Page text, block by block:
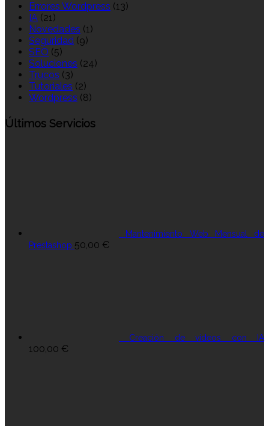
Errores Wordpress (13)
IA (21)
Novedades (1)
Seguridad (9)
SEO (5)
Soluciones (24)
Trucos (3)
Tutoriales (2)
Wordpress (8)
Últimos Servicios
Mantenimiento Web Mensual de
Prestashop 50,00 €
Creación de vídeos con IA
100,00 €